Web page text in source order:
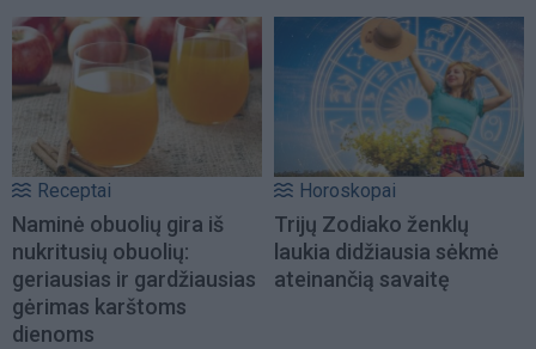
Receptai
Naminė obuolių gira iš
nukritusių obuolių:
geriausias ir gardžiausias
gėrimas karštoms
dienoms
Horoskopai
Trijų Zodiako ženklų
laukia didžiausia sėkmė
ateinančią savaitę